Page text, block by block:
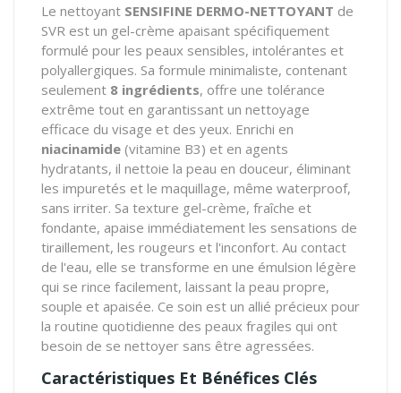
Le nettoyant SENSIFINE DERMO-NETTOYANT de
SVR est un gel-crème apaisant spécifiquement
formulé pour les peaux sensibles, intolérantes et
polyallergiques. Sa formule minimaliste, contenant
seulement 8 ingrédients, offre une tolérance
extrême tout en garantissant un nettoyage
efficace du visage et des yeux. Enrichi en
niacinamide (vitamine B3) et en agents
hydratants, il nettoie la peau en douceur, éliminant
les impuretés et le maquillage, même waterproof,
sans irriter. Sa texture gel-crème, fraîche et
fondante, apaise immédiatement les sensations de
tiraillement, les rougeurs et l'inconfort. Au contact
de l'eau, elle se transforme en une émulsion légère
qui se rince facilement, laissant la peau propre,
souple et apaisée. Ce soin est un allié précieux pour
la routine quotidienne des peaux fragiles qui ont
besoin de se nettoyer sans être agressées.
Caractéristiques Et Bénéfices Clés